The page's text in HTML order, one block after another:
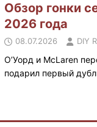
Обзор гонки
2026 года
08.07.2026 DIY
О’Уорд и McLaren
подарил первый